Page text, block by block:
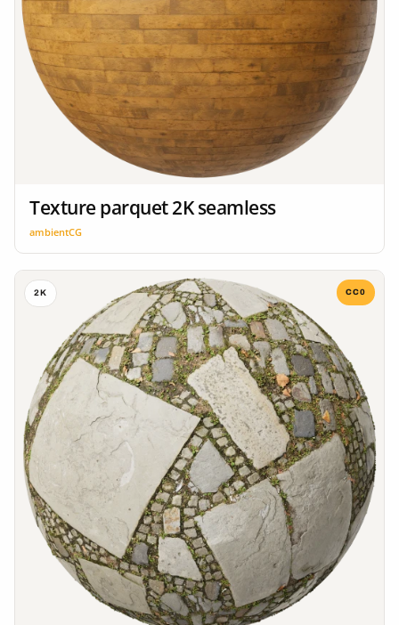
Texture parquet 2K seamless
ambientCG
2K CC0